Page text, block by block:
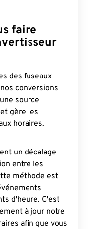
faire
des fuseaux
conversions
source
gère les
horaires.
un décalage
entre les
méthode est
d'heure. C'est
à jour notre
afin que vous